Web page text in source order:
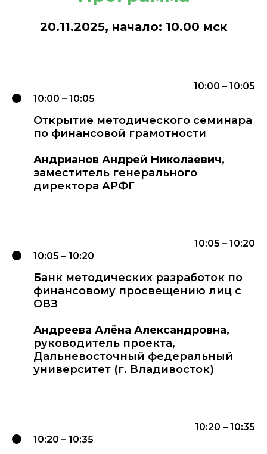
20.11.2025, начало: 10.00 мск
10:00 – 10:05
10:00 – 10:05
Открытие методического семинара
по финансовой грамотности
Андрианов Андрей Николаевич,
заместитель генерального
директора АРФГ
10:05 – 10:20
10:05 – 10:20
Банк методических разработок по
финансовому просвещению лиц с
ОВЗ
Андреева Алёна Александровна,
руководитель проекта,
Дальневосточный федеральный
университет (г. Владивосток)
10:20 – 10:35
10:20 – 10:35